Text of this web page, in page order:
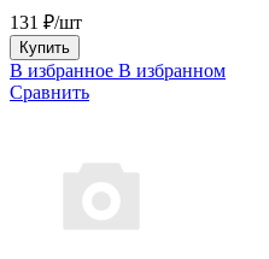
131 ₽/шт
Купить
В избранное В избранном
Сравнить